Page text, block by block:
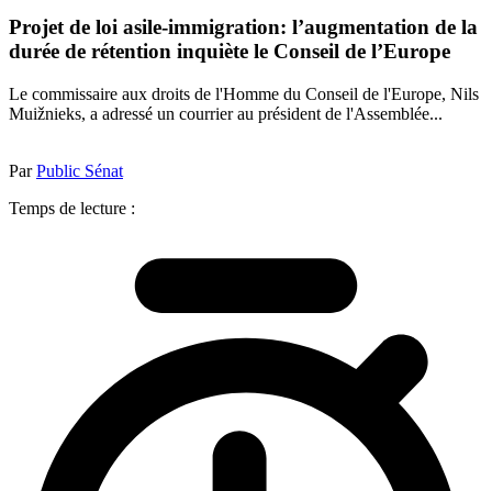
Projet de loi asile-immigration: l’augmentation de la
durée de rétention inquiète le Conseil de l’Europe
Le commissaire aux droits de l'Homme du Conseil de l'Europe, Nils
Muižnieks, a adressé un courrier au président de l'Assemblée...
ParPublic Sénat
Temps de lecture :